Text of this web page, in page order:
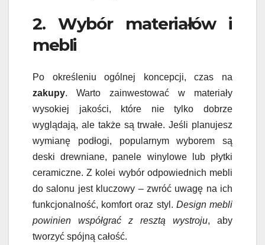
2. Wybór materiałów i
mebli
Po określeniu ogólnej koncepcji, czas na
zakupy. Warto zainwestować w materiały
wysokiej jakości, które nie tylko dobrze
wyglądają, ale także są trwałe. Jeśli planujesz
wymianę podłogi, popularnym wyborem są
deski drewniane, panele winylowe lub płytki
ceramiczne. Z kolei wybór odpowiednich mebli
do salonu jest kluczowy – zwróć uwagę na ich
funkcjonalność, komfort oraz styl. Design mebli
powinien współgrać z resztą wystroju, aby
tworzyć spójną całość.